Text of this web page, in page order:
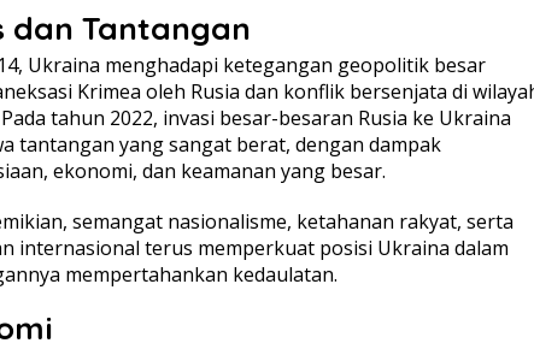
dan Tantangan
Ukraina menghadapi ketegangan geopolitik besar
Krimea oleh Rusia dan konflik bersenjata di
tahun 2022, invasi besar-besaran Rusia ke Ukraina
tantangan yang sangat berat, dengan dampak
ekonomi, dan keamanan yang besar.
semangat nasionalisme, ketahanan rakyat, serta
internasional terus memperkuat posisi Ukraina dalam
mempertahankan kedaulatan.